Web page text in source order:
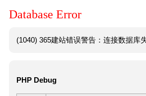
Database Error
(1040) 365建站错误警告：连接数据库
PHP Debug